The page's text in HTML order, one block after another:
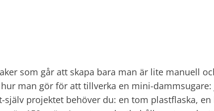
som går att skapa bara man är lite manuell
man gör för att tillverka en mini-
själv projektet behöver du: en tom plastflaska,